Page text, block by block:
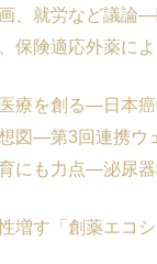
、就労など議論
保険適応外薬に
療を創る―日本
図―第3回連携ウ
にも力点―泌尿
増す「創薬エコ